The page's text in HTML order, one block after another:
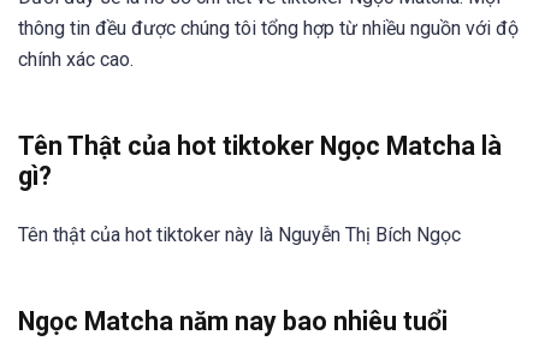
thông tin đều được chúng tôi tổng hợp từ nhiều nguồn với độ
chính xác cao.
Tên Thật của hot tiktoker Ngọc Matcha là
gì?
Tên thật của hot tiktoker này là Nguyễn Thị Bích Ngọc
Ngọc Matcha năm nay bao nhiêu tuổi